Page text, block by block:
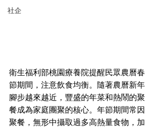
社企
衛生福利部桃園療養院提醒民眾農曆春
節期間，注意飲食均衡。隨著農曆新年
腳步越來越近，豐盛的年菜和熱鬧的聚
餐成為家庭團聚的核心。年節期間常因
聚餐，無形中攝取過多高熱量食物，加